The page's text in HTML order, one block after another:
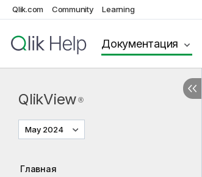
Qlik.com Community Learning
Документация
QlikView ®
May 2024
Главная